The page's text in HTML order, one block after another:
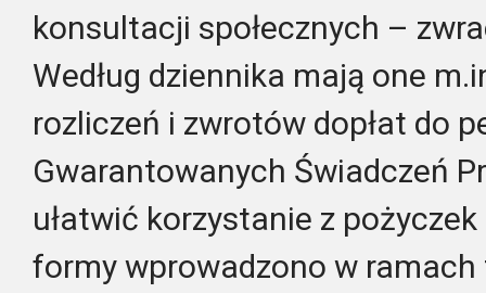
konsultacji społecznych –
Według dziennika mają one
rozliczeń i zwrotów dopłat do
Gwarantowanych Świadczeń
ułatwić korzystanie z
formy wprowadzono w ramach